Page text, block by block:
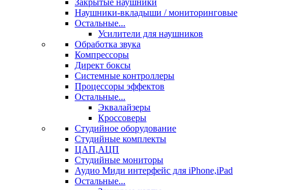
Закрытые наушники
Наушники-вкладыши / мониторинговые
Остальные...
Усилители для наушников
Обработка звука
Компрессоры
Директ боксы
Системные контроллеры
Процессоры эффектов
Остальные...
Эквалайзеры
Кроссоверы
Студийное оборудование
Студийные комплекты
ЦАП,АЦП
Студийные мониторы
Аудио Миди интерфейс для iPhone,iPad
Остальные...